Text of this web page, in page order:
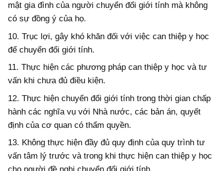
mật gia đình của người chuyển đổi giới tính mà không
có sự đồng ý của họ.
10. Trục lợi, gây khó khăn đối với việc can thiệp y học
để chuyển đổi giới tính.
11. Thực hiện các phương pháp can thiệp y học và tư
vấn khi chưa đủ điều kiện.
12. Thực hiện chuyển đổi giới tính trong thời gian chấp
hành các nghĩa vụ với Nhà nước, các bản án, quyết
định của cơ quan có thẩm quyền.
13. Không thực hiện đầy đủ quy định của quy trình tư
vấn tâm lý trước và trong khi thực hiện can thiệp y học